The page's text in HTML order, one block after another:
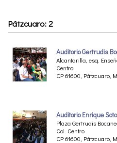
Pátzcuaro: 2
Auditorio Gertrudis
Alcantarilla, esq.
Centro
CP 61600, Pátzcuaro,
Auditorio Enrique Soto
Plaza Gertrudis
Col. Centro
CP 61600, Pátzcuaro,